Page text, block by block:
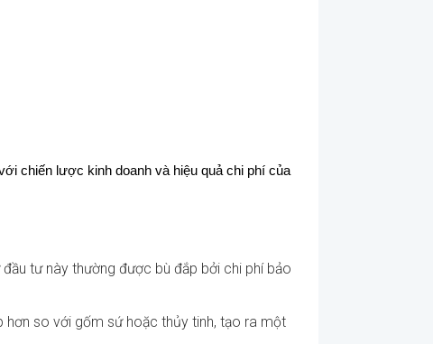
chiến lược kinh doanh và hiệu quả chi phí của
tư này thường được bù đắp bởi chi phí bảo
so với gốm sứ hoặc thủy tinh, tạo ra một